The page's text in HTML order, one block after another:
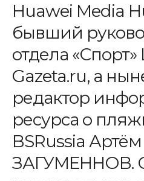
Huawei Media
бывший
отдела
Gazeta.ru, а
редактор
ресурса о
BSRussia Артём
ЗАГУМЕННОВ.